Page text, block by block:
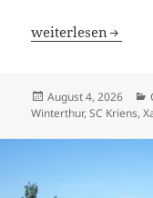
3. Spieltag: Die
weiterlesen
Veröffentlicht
am
August 4, 2026
Winterthur,SC Kriens,